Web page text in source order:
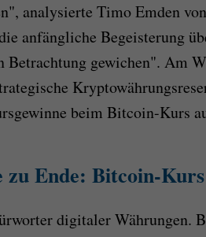
analysierte Timo Emden
anfängliche Begeisterung
Betrachtung gewichen". Am
beim Bitcoin-Kurs
Ende: Bitcoin-
digitaler Währungen.